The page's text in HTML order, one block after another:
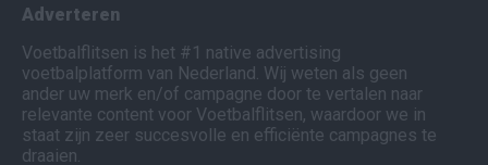
Adverteren
Voetbalflitsen is het #1 native advertising
voetbalplatform van Nederland. Wij weten als geen
ander uw merk en/of campagne door te vertalen naar
relevante content voor Voetbalflitsen, waardoor we in
staat zijn zeer succesvolle en efficiënte campagnes te
draaien.